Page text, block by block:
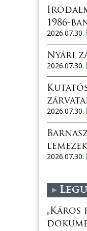
1986-
2026.07.30.
Nyári
2026.07.30.
2026.07.30.
2026.07.30.
„Káros